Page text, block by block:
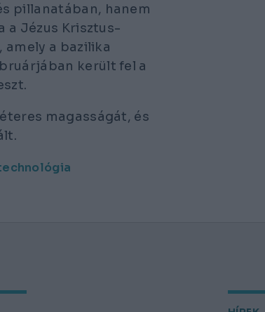
pillanatában, hanem
a Jézus Krisztus-
a bazilika
került fel a
magasságát, és